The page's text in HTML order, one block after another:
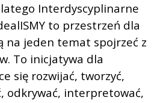
Interdyscyplinarne
to przestrzeń dla
na jeden temat spojrzeć z
To inicjatywa dla
się rozwijać, tworzyć,
odkrywać, interpretować,